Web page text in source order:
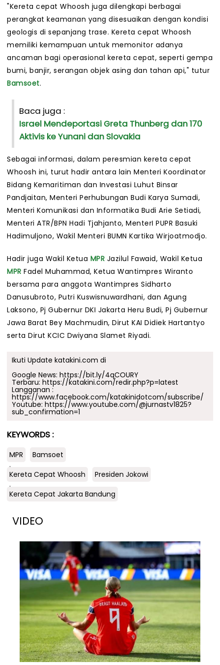
"Kereta cepat Whoosh juga dilengkapi berbagai
perangkat keamanan yang disesuaikan dengan kondisi
geologis di sepanjang trase. Kereta cepat Whoosh
memiliki kemampuan untuk memonitor adanya
ancaman bagi operasional kereta cepat, seperti gempa
bumi, banjir, serangan objek asing dan tahan api," tutur
Bamsoet.
Baca juga :
Israel Mendeportasi Greta Thunberg dan 170
Aktivis ke Yunani dan Slovakia
Sebagai informasi, dalam peresmian kereta cepat
Whoosh ini, turut hadir antara lain Menteri Koordinator
Bidang Kemaritiman dan Investasi Luhut Binsar
Pandjaitan, Menteri Perhubungan Budi Karya Sumadi,
Menteri Komunikasi dan Informatika Budi Arie Setiadi,
Menteri ATR/BPN Hadi Tjahjanto, MenterI PUPR Basuki
Hadimuljono, Wakil Menteri BUMN Kartika Wirjoatmodjo.
Hadir juga Wakil Ketua MPR Jazilul Fawaid, Wakil Ketua
MPR Fadel Muhammad, Ketua Wantimpres Wiranto
bersama para anggota Wantimpres Sidharto
Danusubroto, Putri Kuswisnuwardhani, dan Agung
Laksono, Pj Gubernur DKI Jakarta Heru Budi, Pj Gubernur
Jawa Barat Bey Machmudin, Dirut KAI Didiek Hartantyo
serta Dirut KCIC Dwiyana Slamet Riyadi.
Ikuti Update katakini.com di
Google News: https://bit.ly/4qCOURY
Terbaru: https://katakini.com/redir.php?p=latest
Langganan :
https://www.facebook.com/katakinidotcom/subscribe/
Youtube: https://www.youtube.com/@jurnastv1825?
sub_confirmation=1
KEYWORDS :
MPR
Bamsoet
.
Kereta Cepat Whoosh
Presiden Jokowi
.
Kereta Cepat Jakarta Bandung
VIDEO